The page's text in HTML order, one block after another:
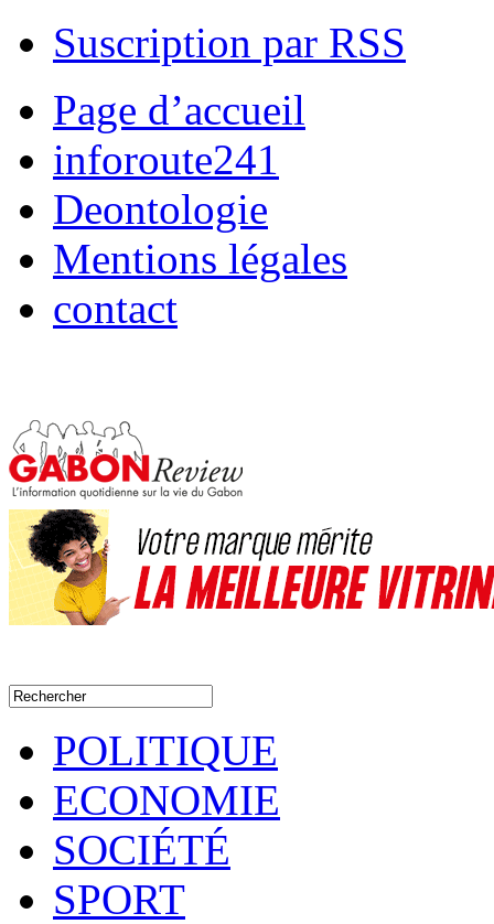
Suscription par RSS
Page d’accueil
inforoute241
Deontologie
Mentions légales
contact
POLITIQUE
ECONOMIE
SOCIÉTÉ
SPORT